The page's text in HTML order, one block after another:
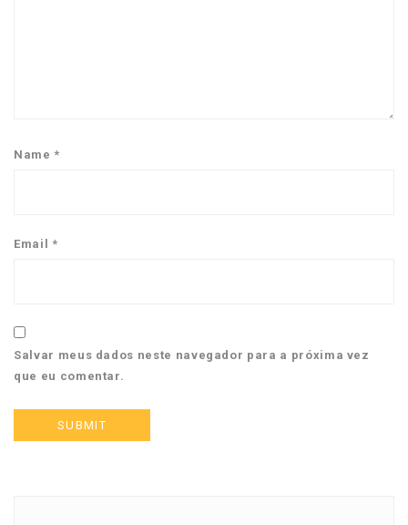
Name*
Email *
Salvar meus dados neste navegador para a próxima vez
que eu comentar.